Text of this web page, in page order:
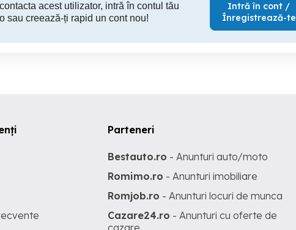
acest utilizator, intră în contul tău
sau creează-ți rapid un cont nou!
Intră în cont /
Înregistrează-te
Parteneri
Bestauto.ro - Anunturi auto/moto
Romimo.ro - Anunturi imobiliare
Romjob.ro - Anunturi locuri de munca
Cazare24.ro - Anunturi cu oferte de
cazare